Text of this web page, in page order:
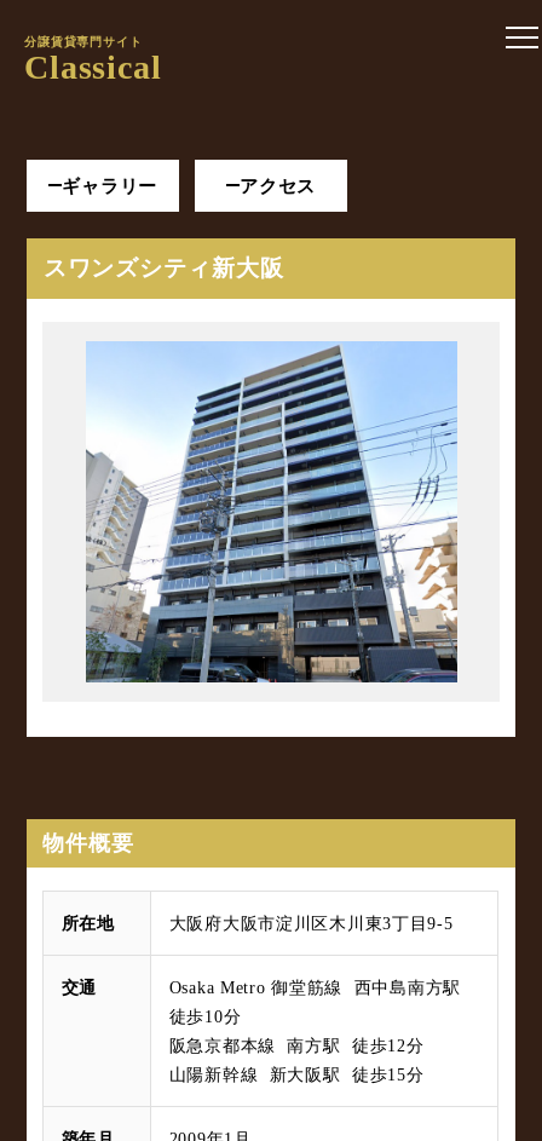
分譲賃貸専門サイト
Classical
ギャラリー アクセス
スワンズシティ新大阪
物件概要
所在地 大阪府大阪市淀川区木川東3丁目9-5
交通
Osaka Metro 御堂筋線 西中島南方駅
徒歩10分
阪急京都本線 南方駅 徒歩12分
山陽新幹線 新大阪駅 徒歩15分